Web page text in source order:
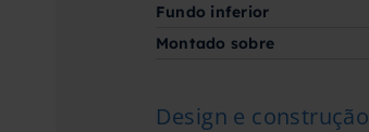
Fundo inferior
Montado sobre
Design e construção